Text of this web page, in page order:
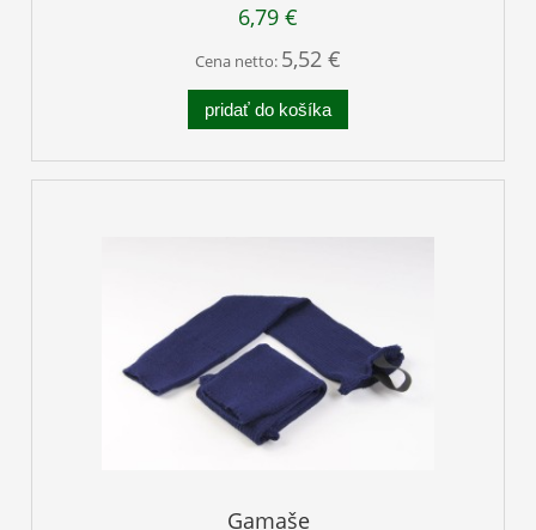
6,79 €
Cena netto: 5,52 €
pridať do košíka
Gamaše